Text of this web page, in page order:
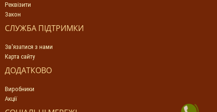
Реквізити
Закон
СЛУЖБА ПІДТРИМКИ
Зв'язатися з нами
Карта сайту
ДОДАТКОВО
Виробники
Акції